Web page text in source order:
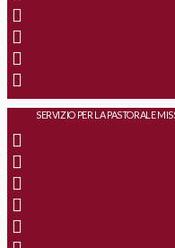
SERVIZIO PER LA PASTORALE